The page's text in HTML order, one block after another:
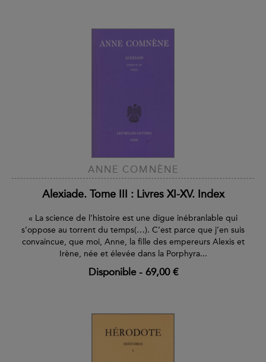
ANNE COMNÈNE
Alexiade. Tome III : Livres XI-XV. Index
« La science de l’histoire est une digue inébranlable qui
s’oppose au torrent du temps(…). C’est parce que j’en suis
convaincue, que moi, Anne, la fille des empereurs Alexis et
Irène, née et élevée dans la Porphyra...
Disponible- 69,00 €